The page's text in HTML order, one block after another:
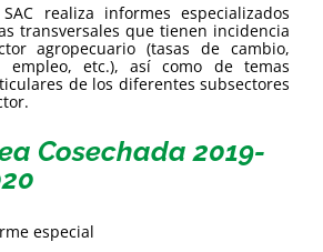
realiza informes especializados
transversales que tienen incidencia
agropecuario (tasas de cambio,
empleo, etc.), así como de temas
de los diferentes subsectores
Cosechada 2019-
especial